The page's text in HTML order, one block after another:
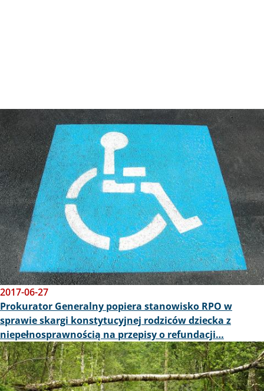
Obraz
2017-06-27
Prokurator Generalny popiera stanowisko RPO w
sprawie skargi konstytucyjnej rodziców dziecka z
niepełnosprawnością na przepisy o refundacji…
Obraz